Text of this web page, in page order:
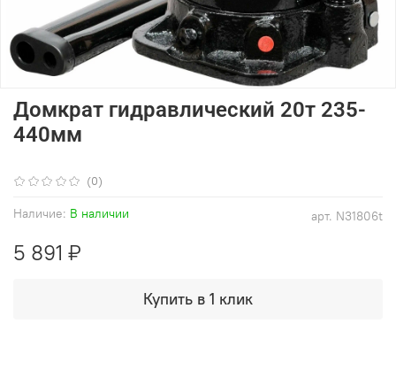
(0)
арт. N31806t
Наличие: В наличии
Домкрат гидравлический 20т 235-
440мм
5 891 ₽
Купить в 1 клик